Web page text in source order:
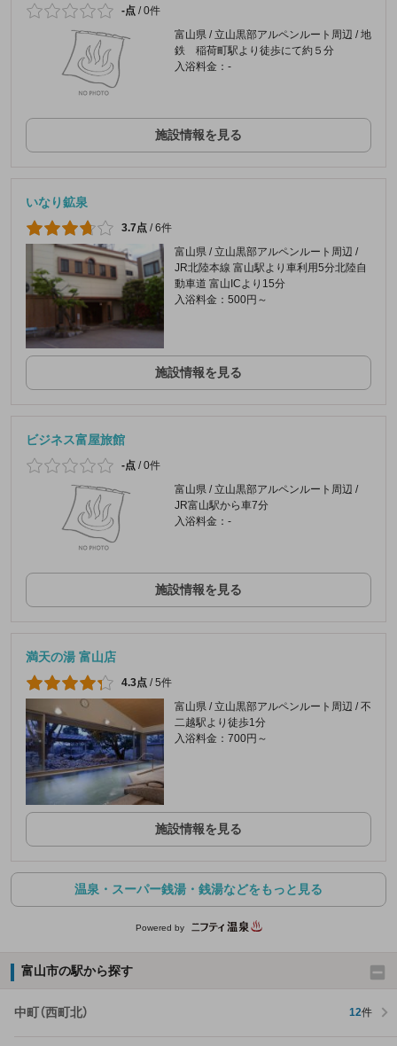
-点 /0件
富山県 / 立山黒部アルペンルート周辺 / 地
鉄 稲荷町駅より徒歩にて約５分
入浴料金：-
施設情報を見る
いなり鉱泉
3.7点 /6件
富山県 / 立山黒部アルペンルート周辺 /
JR北陸本線 富山駅より車利用5分北陸自
動車道 富山ICより15分
入浴料金：500円～
施設情報を見る
ビジネス富屋旅館
-点 /0件
富山県 / 立山黒部アルペンルート周辺 /
JR富山駅から車7分
入浴料金：-
施設情報を見る
満天の湯 富山店
4.3点 /5件
富山県 / 立山黒部アルペンルート周辺 / 不
二越駅より徒歩1分
入浴料金：700円～
施設情報を見る
温泉・スーパー銭湯・銭湯などをもっと見る
Powered by
富山市の駅から探す
中町（西町北） 12件